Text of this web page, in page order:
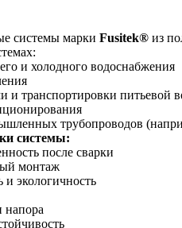
системы марки Fusitek® из
и холодного водоснабжения
и транспортировки питьевой
трубопроводов
системы:
после сварки
монтаж
и экологичность
напора